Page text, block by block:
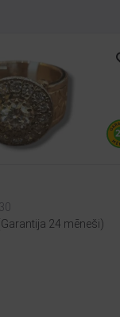
24 mēneši)